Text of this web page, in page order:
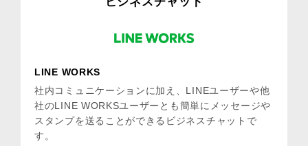
LINE WORKS
社内コミュニケーションに加え、LINEユーザーや他
社のLINE WORKSユーザーとも簡単にメッセージや
スタンプを送ることができるビジネスチャットで
す。